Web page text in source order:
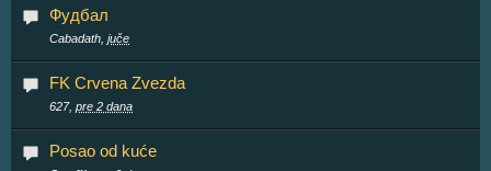
Фудбал
Cabadath, juče
FK Crvena Zvezda
627, pre 2 dana
Posao od kuće